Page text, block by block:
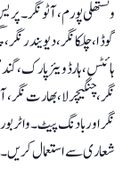
ونستھلی پورم، آٹو نگر۔
گوڈا، چلکا نگر، دیویندر
ہائٹس، ہارڈویئر پارک،
نگر، چنگیچرلا، بھارت
نگر اور بادنگ پیٹ۔واٹر
شعاری سے استعمال کریں۔